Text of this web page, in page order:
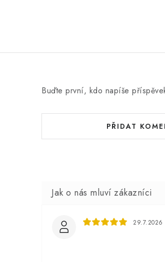
Buďte první, kdo napíše
PŘIDAT
29.7.2026